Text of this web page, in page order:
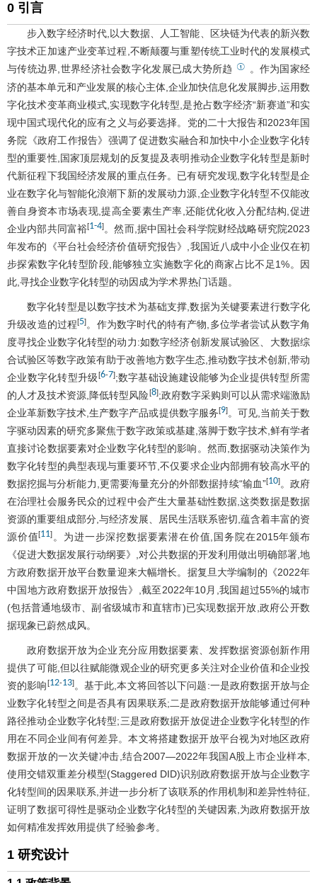
0 引言
步入数字经济时代,以大数据、人工智能、区块链为代表的新兴数
字技术正加速产业变革过程,不断颠覆与重塑传统工业时代的发展模式
与传统边界,世界经济社会数字化发展已成大势所趋
①
。作为国家经
济的基本单元和产业发展的核心主体,企业加快信息化发展脚步,运用数
字化技术变革商业模式,实现数字化转型,是抢占数字经济“新赛道”和实
现中国式现代化的应有之义与必要选择。党的二十大报告和2023年国
务院《政府工作报告》强调了促进数实融合和加快中小企业数字化转
型的重要性,国家顶层规划的反复提及表明推动企业数字化转型是新时
代新征程下我国经济发展的重点任务。已有研究发现,数字化转型是企
业在数字化与智能化浪潮下新的发展动力源,企业数字化转型不仅能改
善自身资本市场表现,提高全要素生产率,还能优化收入分配结构,促进
企业内部共同富裕[1-4]。然而,据中国社会科学院财经战略研究院2023
年发布的《平台社会经济价值研究报告》,我国近八成中小企业仅在初
步探索数字化转型阶段,能够独立实施数字化的商家占比不足1%。因
此,寻找企业数字化转型的动因成为学术界热门话题。
数字化转型是以数字技术为基础支撑,数据为关键要素进行数字化
升级改造的过程[5]。作为数字时代的特有产物,多位学者尝试从数字角
度寻找企业数字化转型的动力:如数字经济创新发展试验区、大数据综
合试验区等数字政策有助于改善地方数字生态,推动数字技术创新,带动
企业数字化转型升级[6-7];数字基础设施建设能够为企业提供转型所需
的人才及技术资源,降低转型风险[8];政府数字采购则可以从需求端激励
企业革新数字技术,生产数字产品或提供数字服务[9]。可见,当前关于数
字驱动因素的研究多聚焦于数字政策或基建,落脚于数字技术,鲜有学者
直接讨论数据要素对企业数字化转型的影响。然而,数据驱动决策作为
数字化转型的典型表现与重要环节,不仅要求企业内部拥有较高水平的
数据挖掘与分析能力,更需要海量充分的外部数据持续“输血”[10]。政府
在治理社会服务民众的过程中会产生大量基础性数据,这类数据是数据
资源的重要组成部分,与经济发展、居民生活联系密切,蕴含着丰富的资
源价值[11] 。为进一步深挖数据要素潜在价值,国务院在2015年颁布
《促进大数据发展行动纲要》,对公共数据的开发利用做出明确部署,地
方政府数据开放平台数量迎来大幅增长。据复旦大学编制的《2022年
中国地方政府数据开放报告》,截至2022年10月,我国超过55%的城市
(包括普通地级市、副省级城市和直辖市)已实现数据开放,政府公开数
据现象已蔚然成风。
政府数据开放为企业充分应用数据要素、发挥数据资源创新作用
提供了可能,但以往赋能微观企业的研究更多关注对企业价值和企业投
资的影响[12-13]。基于此,本文将回答以下问题:一是政府数据开放与企
业数字化转型之间是否具有因果联系;二是政府数据开放能够通过何种
路径推动企业数字化转型;三是政府数据开放促进企业数字化转型的作
用在不同企业间有何差异。本文将搭建数据开放平台视为对地区政府
数据开放的一次关键冲击,结合2007—2022年我国A股上市企业样本,
使用交错双重差分模型(Staggered DID)识别政府数据开放与企业数字
化转型间的因果联系,并进一步分析了该联系的作用机制和差异性特征,
证明了数据可得性是驱动企业数字化转型的关键因素,为政府数据开放
如何精准发挥效用提供了经验参考。
1 研究设计